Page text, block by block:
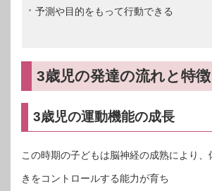
予測や目的をもって行動できる
3歳児の発達の流れと特徴
3歳児の運動機能の成長
この時期の子どもは脳神経の成熟により、
きをコントロールする能力が育ち